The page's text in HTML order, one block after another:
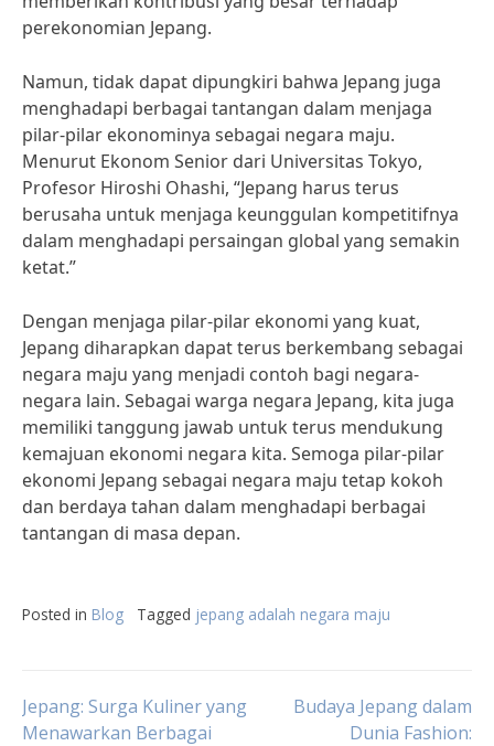
perekonomian Jepang.
Namun, tidak dapat dipungkiri bahwa Jepang juga
menghadapi berbagai tantangan dalam menjaga
pilar-pilar ekonominya sebagai negara maju.
Menurut Ekonom Senior dari Universitas Tokyo,
Profesor Hiroshi Ohashi, “Jepang harus terus
berusaha untuk menjaga keunggulan kompetitifnya
dalam menghadapi persaingan global yang semakin
ketat.”
Dengan menjaga pilar-pilar ekonomi yang kuat,
Jepang diharapkan dapat terus berkembang sebagai
negara maju yang menjadi contoh bagi negara-
negara lain. Sebagai warga negara Jepang, kita juga
memiliki tanggung jawab untuk terus mendukung
kemajuan ekonomi negara kita. Semoga pilar-pilar
ekonomi Jepang sebagai negara maju tetap kokoh
dan berdaya tahan dalam menghadapi berbagai
tantangan di masa depan.
Posted in Blog Tagged jepang adalah negara maju
Post
Jepang: Surga Kuliner yang
Menawarkan Berbagai
Budaya Jepang dalam
Dunia Fashion: